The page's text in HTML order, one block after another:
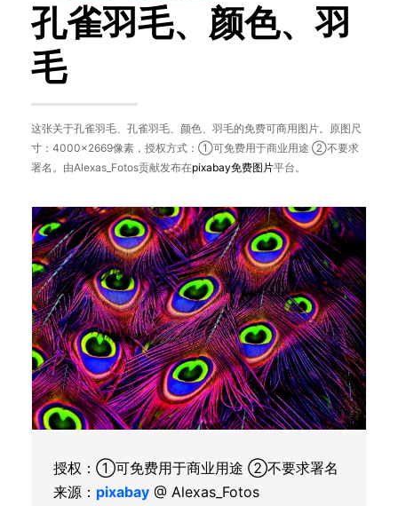
孔雀羽毛、颜色、羽
毛
这张关于孔雀羽毛、孔雀羽毛、颜色、羽毛的免费可商用图片。原图尺
寸：4000×2669像素，授权方式：①可免费用于商业用途 ②不要求
署名。由Alexas_Fotos贡献发布在pixabay免费图片平台。
授权：①可免费用于商业用途 ②不要求署名
来源： pixabay @ Alexas_Fotos